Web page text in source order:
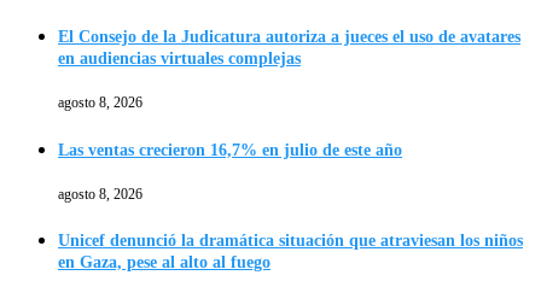
El Consejo de la Judicatura autoriza a jueces el uso de avatares
en audiencias virtuales complejas
agosto 8, 2026
Las ventas crecieron 16,7% en julio de este año
agosto 8, 2026
Unicef denunció la dramática situación que atraviesan los niños
en Gaza, pese al alto al fuego